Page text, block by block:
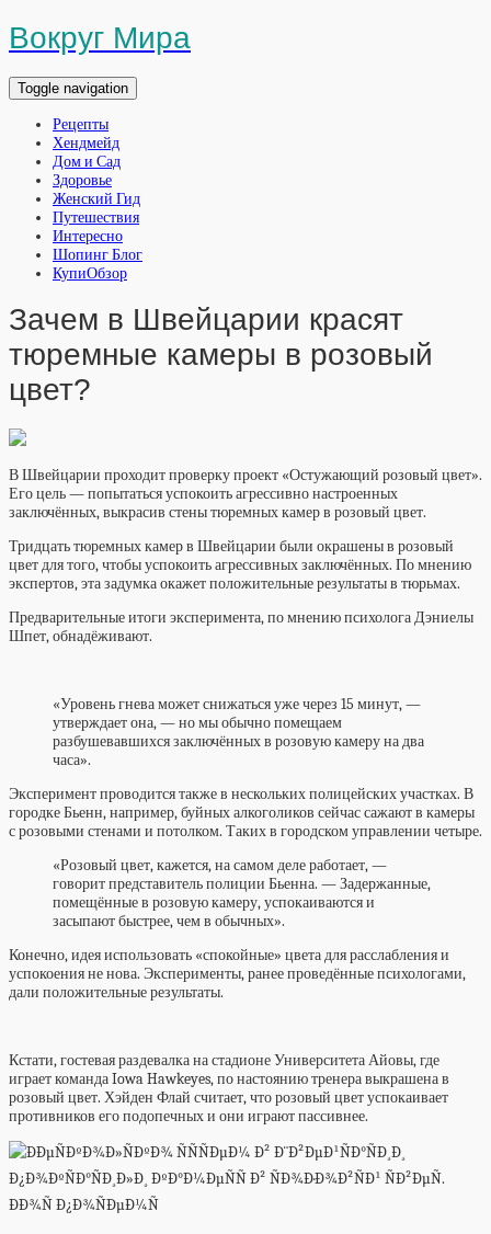
Вокруг Мира
Toggle navigation
Рецепты
Хендмейд
Дом и Сад
Здоровье
Женский Гид
Путешествия
Интересно
Шопинг Блог
КупиОбзор
Зачем в Швейцарии красят
тюремные камеры в розовый
цвет?
В Швейцарии проходит проверку проект «Остужающий розовый цвет».
Его цель — попытаться успокоить агрессивно настроенных
заключённых, выкрасив стены тюремных камер в розовый цвет.
Тридцать тюремных камер в Швейцарии были окрашены в розовый
цвет для того, чтобы успокоить агрессивных заключённых. По мнению
экспертов, эта задумка окажет положительные результаты в тюрьмах.
Предварительные итоги эксперимента, по мнению психолога Дэниелы
Шпет, обнадёживают.
«Уровень гнева может снижаться уже через 15 минут, —
утверждает она, — но мы обычно помещаем
разбушевавшихся заключённых в розовую камеру на два
часа».
Эксперимент проводится также в нескольких полицейских участках. В
городке Бьенн, например, буйных алкоголиков сейчас сажают в камеры
с розовыми стенами и потолком. Таких в городском управлении четыре.
«Розовый цвет, кажется, на самом деле работает, —
говорит представитель полиции Бьенна. — Задержанные,
помещённые в розовую камеру, успокаиваются и
засыпают быстрее, чем в обычных».
Конечно, идея использовать «спокойные» цвета для расслабления и
успокоения не нова. Эксперименты, ранее проведённые психологами,
дали положительные результаты.
Кстати, гостевая раздевалка на стадионе Университета Айовы, где
играет команда Iowa Hawkeyes, по настоянию тренера выкрашена в
розовый цвет. Хэйден Флай считает, что розовый цвет успокаивает
противников его подопечных и они играют пассивнее.